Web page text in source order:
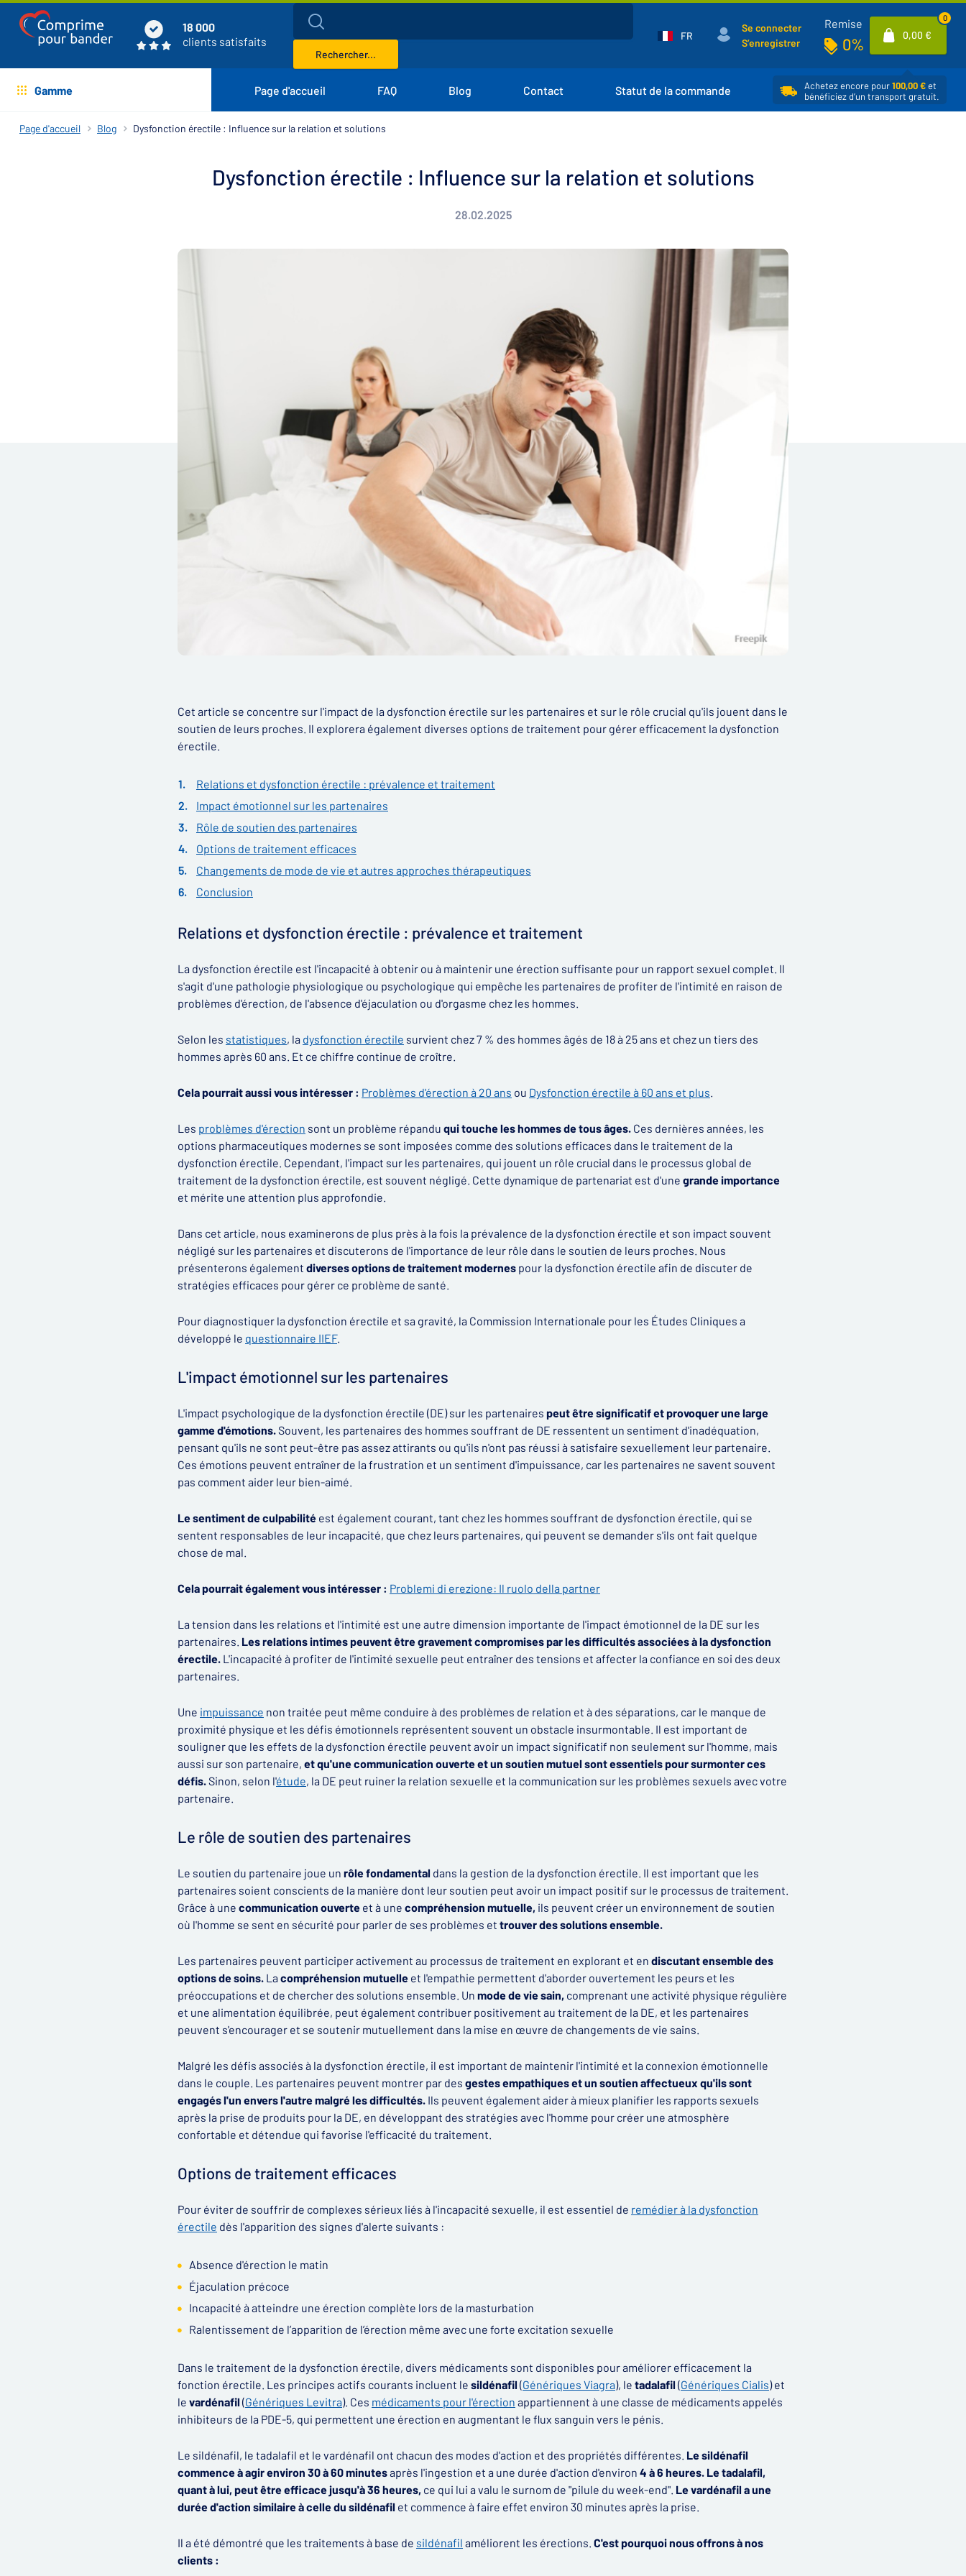
18 000
clients satisfaits
Rechercher...
FR
Se connecter
S’enregistrer
Remise
0% 0,00 €
0
Gamme Page d'accueil FAQ Blog Contact Statut de la commande Achetez encore pour100,00 €et
bénéficiez d’un transport gratuit.
Page d'accueil Blog Dysfonction érectile : Influence sur la relation et solutions
Dysfonction érectile : Influence sur la relation et solutions
28.02.2025
Cet article se concentre sur l'impact de la dysfonction érectile sur les partenaires et sur le rôle crucial qu'ils jouent dans le
soutien de leurs proches. Il explorera également diverses options de traitement pour gérer efficacement la dysfonction
érectile.
Relations et dysfonction érectile : prévalence et traitement
Impact émotionnel sur les partenaires
Rôle de soutien des partenaires
Options de traitement efficaces
Changements de mode de vie et autres approches thérapeutiques
Conclusion
Relations et dysfonction érectile : prévalence et traitement
La dysfonction érectile est l'incapacité à obtenir ou à maintenir une érection suffisante pour un rapport sexuel complet. Il
s'agit d'une pathologie physiologique ou psychologique qui empêche les partenaires de profiter de l'intimité en raison de
problèmes d'érection, de l'absence d'éjaculation ou d'orgasme chez les hommes.
Selon les statistiques, la dysfonction érectile survient chez 7 % des hommes âgés de 18 à 25 ans et chez un tiers des
hommes après 60 ans. Et ce chiffre continue de croître.
Cela pourrait aussi vous intéresser : Problèmes d'érection à 20 ans ou Dysfonction érectile à 60 ans et plus.
Les problèmes d'érection sont un problème répandu qui touche les hommes de tous âges. Ces dernières années, les
options pharmaceutiques modernes se sont imposées comme des solutions efficaces dans le traitement de la
dysfonction érectile. Cependant, l'impact sur les partenaires, qui jouent un rôle crucial dans le processus global de
traitement de la dysfonction érectile, est souvent négligé. Cette dynamique de partenariat est d'une grande importance
et mérite une attention plus approfondie.
Dans cet article, nous examinerons de plus près à la fois la prévalence de la dysfonction érectile et son impact souvent
négligé sur les partenaires et discuterons de l'importance de leur rôle dans le soutien de leurs proches. Nous
présenterons également diverses options de traitement modernes pour la dysfonction érectile afin de discuter de
stratégies efficaces pour gérer ce problème de santé.
Pour diagnostiquer la dysfonction érectile et sa gravité, la Commission Internationale pour les Études Cliniques a
développé le questionnaire IIEF.
L'impact émotionnel sur les partenaires
L'impact psychologique de la dysfonction érectile (DE) sur les partenaires peut être significatif et provoquer une large
gamme d'émotions.Souvent, les partenaires des hommes souffrant de DE ressentent un sentiment d'inadéquation,
pensant qu'ils ne sont peut-être pas assez attirants ou qu'ils n'ont pas réussi à satisfaire sexuellement leur partenaire.
Ces émotions peuvent entraîner de la frustration et un sentiment d'impuissance, car les partenaires ne savent souvent
pas comment aider leur bien-aimé.
Le sentiment de culpabilité est également courant, tant chez les hommes souffrant de dysfonction érectile, qui se
sentent responsables de leur incapacité, que chez leurs partenaires, qui peuvent se demander s'ils ont fait quelque
chose de mal.
Cela pourrait également vous intéresser : Problemi di erezione: Il ruolo della partner
La tension dans les relations et l'intimité est une autre dimension importante de l'impact émotionnel de la DE sur les
partenaires. Les relations intimes peuvent être gravement compromises par les difficultés associées à la dysfonction
érectile. L'incapacité à profiter de l'intimité sexuelle peut entraîner des tensions et affecter la confiance en soi des deux
partenaires.
Une impuissance non traitée peut même conduire à des problèmes de relation et à des séparations, car le manque de
proximité physique et les défis émotionnels représentent souvent un obstacle insurmontable. Il est important de
souligner que les effets de la dysfonction érectile peuvent avoir un impact significatif non seulement sur l'homme, mais
aussi sur son partenaire, et qu'une communication ouverte et un soutien mutuel sont essentiels pour surmonter ces
défis.Sinon, selon l'étude, la DE peut ruiner la relation sexuelle et la communication sur les problèmes sexuels avec votre
partenaire.
Le rôle de soutien des partenaires
Le soutien du partenaire joue un rôle fondamental dans la gestion de la dysfonction érectile. Il est important que les
partenaires soient conscients de la manière dont leur soutien peut avoir un impact positif sur le processus de traitement.
Grâce à une communication ouverte et à une compréhension mutuelle, ils peuvent créer un environnement de soutien
où l'homme se sent en sécurité pour parler de ses problèmes et trouver des solutions ensemble.
Les partenaires peuvent participer activement au processus de traitement en explorant et en discutant ensemble des
options de soins. La compréhension mutuelle et l'empathie permettent d'aborder ouvertement les peurs et les
préoccupations et de chercher des solutions ensemble. Un mode de vie sain, comprenant une activité physique régulière
et une alimentation équilibrée, peut également contribuer positivement au traitement de la DE, et les partenaires
peuvent s'encourager et se soutenir mutuellement dans la mise en œuvre de changements de vie sains.
Malgré les défis associés à la dysfonction érectile, il est important de maintenir l'intimité et la connexion émotionnelle
dans le couple. Les partenaires peuvent montrer par des gestes empathiques et un soutien affectueux qu'ils sont
engagés l'un envers l'autre malgré les difficultés. Ils peuvent également aider à mieux planifier les rapports sexuels
après la prise de produits pour la DE, en développant des stratégies avec l'homme pour créer une atmosphère
confortable et détendue qui favorise l'efficacité du traitement.
Options de traitement efficaces
Pour éviter de souffrir de complexes sérieux liés à l'incapacité sexuelle, il est essentiel de remédier à la dysfonction
érectile dès l'apparition des signes d'alerte suivants :
Absence d'érection le matin
Éjaculation précoce
Incapacité à atteindre une érection complète lors de la masturbation
Ralentissement de l’apparition de l’érection même avec une forte excitation sexuelle
Dans le traitement de la dysfonction érectile, divers médicaments sont disponibles pour améliorer efficacement la
fonction érectile. Les principes actifs courants incluent le sildénafil (Génériques Viagra), le tadalafil (Génériques Cialis) et
le vardénafil (Génériques Levitra). Ces médicaments pour l'érection appartiennent à une classe de médicaments appelés
inhibiteurs de la PDE-5, qui permettent une érection en augmentant le flux sanguin vers le pénis.
Le sildénafil, le tadalafil et le vardénafil ont chacun des modes d'action et des propriétés différentes. Le sildénafil
commence à agir environ 30 à 60 minutesaprès l'ingestion et a une durée d'action d'environ 4 à 6 heures. Le tadalafil,
quant à lui, peut être efficace jusqu'à 36 heures, ce qui lui a valu le surnom de "pilule du week-end". Le vardénafil a une
durée d'action similaire à celle du sildénafil et commence à faire effet environ 30 minutes après la prise.
Il a été démontré que les traitements à base de sildénafil améliorent les érections. C'est pourquoi nous offrons à nos
clients :